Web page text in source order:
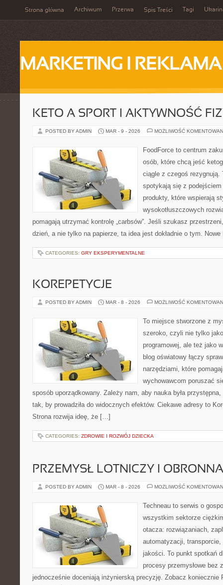
Strona główna Archiwum Przerwa Spis Treści Tagi
MARKETING I REKLAMA
KETO A SPORT I AKTYWNOŚĆ
POSTED BY ADMIN MAR - 9 - 2026 MOŻLIWOŚĆ
FoodForce to centrum
osób, które chcą jeść
ciągle z czegoś
spotykają się z
produkty, które wspierają
wysokotłuszczowych
pomagają utrzymać kontrolę „carbsów”. Jeśli szukasz
dzień, a nie tylko na papierze, ta idea jest dokładnie o tym.
CATEGORIES: GRY EKSPERYMENTALNE
KOREPETYCJE
POSTED BY ADMIN MAR - 8 - 2026 MOŻLIWOŚĆ
To miejsce stworzone z
szeroko, czyli nie tylko
programowej, ale też jako
blog oświatowy łączy
narzędziami, które
wychowawcom poruszać
sposób uporządkowany. Zależy nam, aby nauka była
tak, by prowadziła do widocznych efektów. Ciekawe adresy to
Strona rozwija ideę, że […]
CATEGORIES: ZDROWIE I ROZWÓJ DZIECKA
PRZEMYSŁ LOTNICZY I
POSTED BY ADMIN MAR - 8 - 2026 MOŻLIWOŚĆ
Techneau to serwis o
wszystkim sektorze
otacza: rozwiązaniach,
automatyzacji,
jakości. To punkt spotkań
procesy przemysłowe bez
jednocześnie doceniają inżynierską precyzję. Zobacz koniecznie